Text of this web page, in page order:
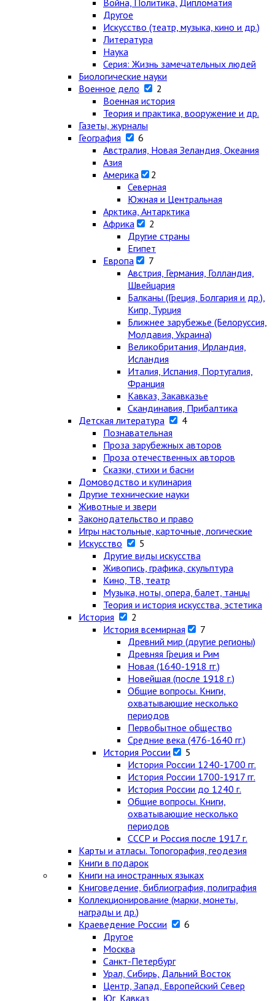
Война, Политика, Дипломатия
Другое
Искусство (театр, музыка, кино и др.)
Литература
Наука
Серия: Жизнь замечательных людей
Биологические науки
Военное дело
2
Военная история
Теория и практика, вооружение и др.
Газеты, журналы
География
6
Австралия, Новая Зеландия, Океания
Азия
Америка
2
Северная
Южная и Центральная
Арктика, Антарктика
Африка
2
Другие страны
Египет
Европа
7
Австрия, Германия, Голландия,
Швейцария
Балканы (Греция, Болгария и др.),
Кипр, Турция
Ближнее зарубежье (Белоруссия,
Молдавия, Украина)
Великобритания, Ирландия,
Исландия
Италия, Испания, Португалия,
Франция
Кавказ, Закавказье
Скандинавия, Прибалтика
Детская литература
4
Познавательная
Проза зарубежных авторов
Проза отечественных авторов
Сказки, стихи и басни
Домоводство и кулинария
Другие технические науки
Животные и звери
Законодательство и право
Игры настольные, карточные, логические
Искусство
5
Другие виды искусства
Живопись, графика, скульптура
Кино, ТВ, театр
Музыка, ноты, опера, балет, танцы
Теория и история искусства, эстетика
История
2
История всемирная
7
Древний мир (другие регионы)
Древняя Греция и Рим
Новая (1640-1918 гг.)
Новейшая (после 1918 г.)
Общие вопросы. Книги,
охватывающие несколько
периодов
Первобытное общество
Средние века (476-1640 гг.)
История России
5
История России 1240-1700 гг.
История России 1700-1917 гг.
История России до 1240 г.
Общие вопросы. Книги,
охватывающие несколько
периодов
СССР и Россия после 1917 г.
Карты и атласы. Топогорафия, геодезия
Книги в подарок
Книги на иностранных языках
Книговедение, библиография, полиграфия
Коллекционирование (марки, монеты,
награды и др.)
Краеведение России
6
Другое
Москва
Санкт-Петербург
Урал, Сибирь, Дальний Восток
Центр, Запад, Европейский Север
Юг, Кавказ